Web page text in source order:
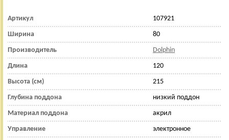
Артикул 107921
Ширина 80
Производитель Dolphin
Длина 120
Высота (см) 215
Глубина поддона низкий поддон
Материал поддона акрил
Управление электронное